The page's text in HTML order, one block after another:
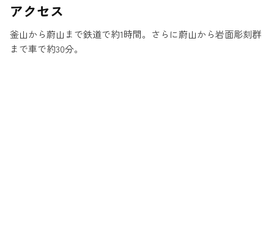
アクセス
釜山から蔚山まで鉄道で約1時間。さらに蔚山から岩面彫刻群
まで車で約30分。